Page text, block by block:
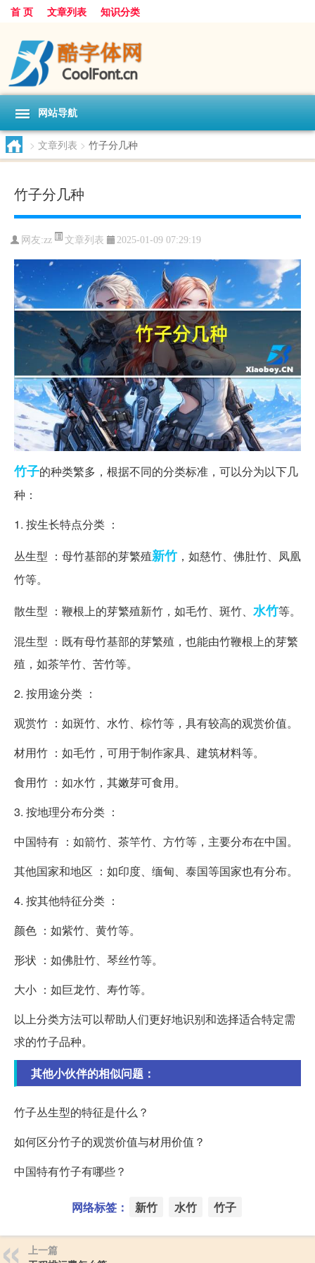
首 页 文章列表 知识分类
网站导航
> 文章列表 > 竹子分几种
竹子分几种
网友:zz 文章列表 2025-01-09 07:29:19
竹子的种类繁多，根据不同的分类标准，可以分为以下几
种：
1. 按生长特点分类 ：
丛生型 ：母竹基部的芽繁殖新竹 ，如慈竹、佛肚竹、凤凰
竹等。
散生型 ：鞭根上的芽繁殖新竹，如毛竹、斑竹、 水竹等。
混生型 ：既有母竹基部的芽繁殖，也能由竹鞭根上的芽繁
殖，如茶竿竹、苦竹等。
2. 按用途分类 ：
观赏竹 ：如斑竹、水竹、棕竹等，具有较高的观赏价值。
材用竹 ：如毛竹，可用于制作家具、建筑材料等。
食用竹 ：如水竹，其嫩芽可食用。
3. 按地理分布分类 ：
中国特有 ：如箭竹、茶竿竹、方竹等，主要分布在中国。
其他国家和地区 ：如印度、缅甸、泰国等国家也有分布。
4. 按其他特征分类 ：
颜色 ：如紫竹、黄竹等。
形状 ：如佛肚竹、琴丝竹等。
大小 ：如巨龙竹、寿竹等。
以上分类方法可以帮助人们更好地识别和选择适合特定需
求的竹子品种。
其他小伙伴的相似问题：
竹子丛生型的特征是什么？
如何区分竹子的观赏价值与材用价值？
中国特有竹子有哪些？
网络标签： 新竹 水竹 竹子
上一篇